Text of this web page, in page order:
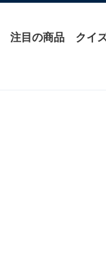
注目の商品 クイ